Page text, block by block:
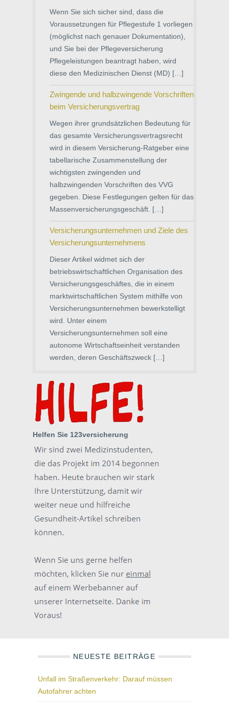
Wenn Sie sich sicher sind, dass die
Voraussetzungen für Pflegestufe 1 vorliegen
(möglichst nach genauer Dokumentation),
und Sie bei der Pflegeversicherung
Pflegeleistungen beantragt haben, wird
diese den Medizinischen Dienst (MD) […]
Zwingende und halbzwingende Vorschriften
beim Versicherungsvertrag
Wegen ihrer grundsätzlichen Bedeutung für
das gesamte Versicherungsvertragsrecht
wird in diesem Versicherung-Ratgeber eine
tabellarische Zusammenstellung der
wichtigsten zwingenden und
halbzwingenden Vorschriften des VVG
gegeben. Diese Festlegungen gelten für das
Massenversicherungsgeschäft. […]
Versicherungsunternehmen und Ziele des
Versicherungsunternehmens
Dieser Artikel widmet sich der
betriebswirtschaftlichen Organisation des
Versicherungsgeschäftes, die in einem
marktwirtschaftlichen System mithilfe von
Versicherungsunternehmen bewerkstelligt
wird. Unter einem
Versicherungsunternehmen soll eine
autonome Wirtschaftseinheit verstanden
werden, deren Geschäftszweck […]
Helfen Sie 123versicherung
NEUESTE BEITRÄGE
Unfall im Straßenverkehr: Darauf müssen
Autofahrer achten